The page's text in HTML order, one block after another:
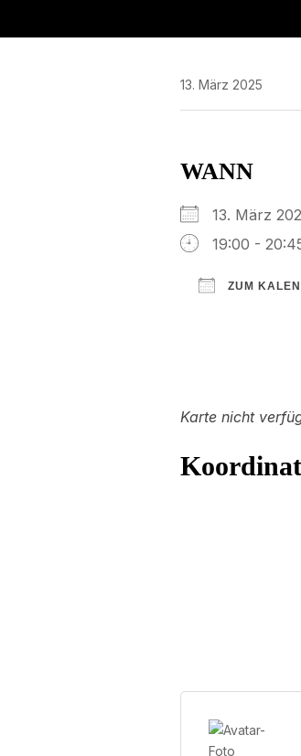
13. März 2025
WANN
13. März
19:00 -
ZUM
Karte nicht